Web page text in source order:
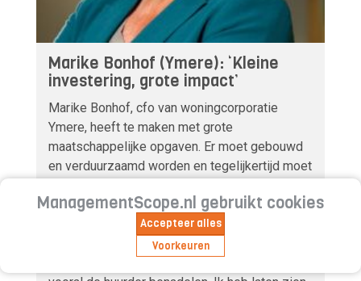
Marike Bonhof (Ymere): ‘Kleine
investering, grote impact’
Marike Bonhof, cfo van woningcorporatie
Ymere, heeft te maken met grote
maatschappelijke opgaven. Er moet gebouwd
en verduurzaamd worden en tegelijkertijd moet
wijken. Niet alles kan tegelijkertijd, terwijl dat
eigenlijk wel zou moeten, merkt ze. Als het
gaat om investeringen, stuit ze soms op
ManagementScope.nl gebruikt cookies
Accepteer alles
Voorkeuren